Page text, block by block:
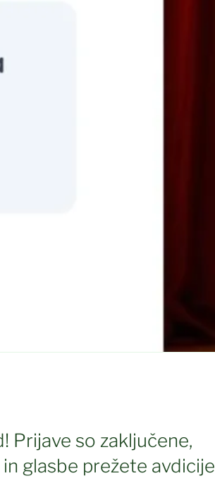
Prijave so zaključene,
glasbe prežete avdicije